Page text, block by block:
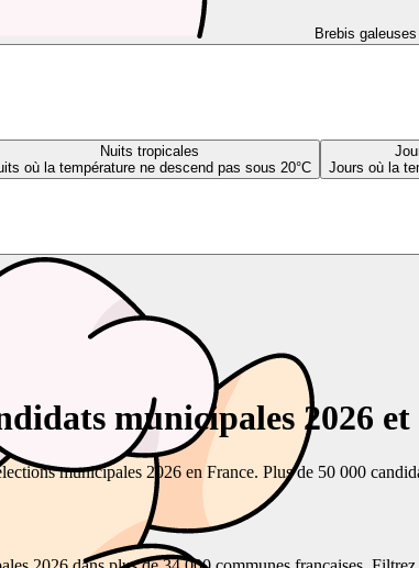
Brebis galeuses
Nuits tropicales
où la température ne descend pas sous 20°C
Jours où la
municipales 2026
municipales 2026 en France. Plus de 50 000